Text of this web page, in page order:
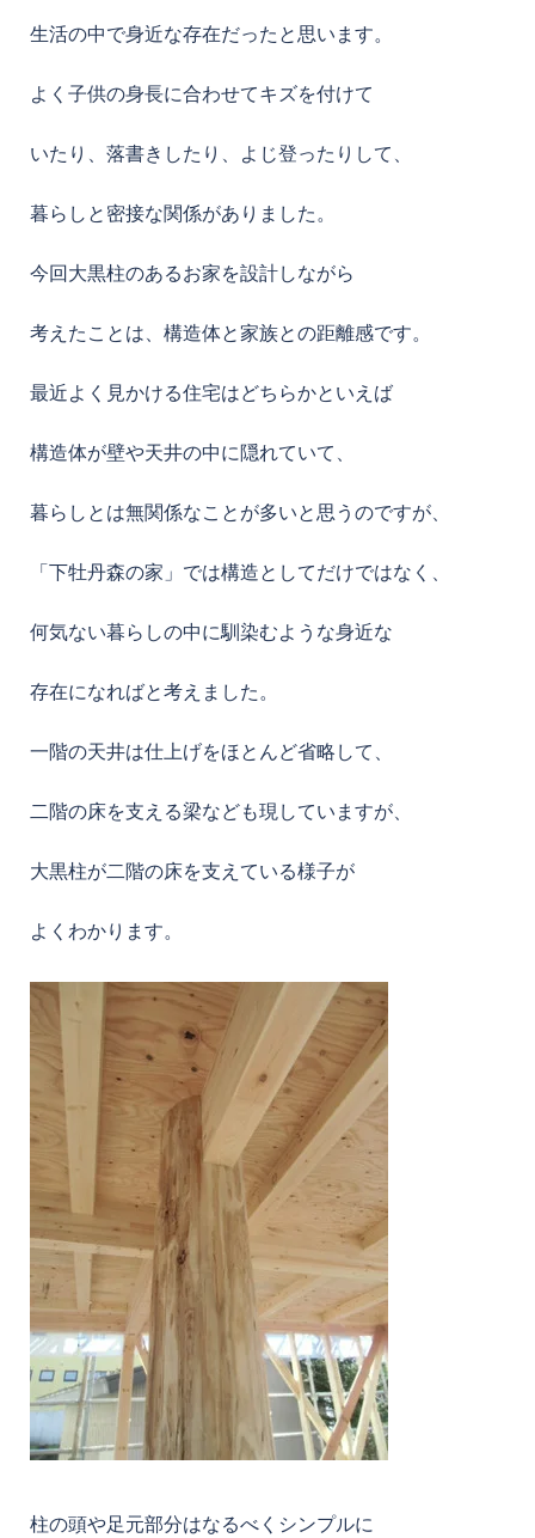
生活の中で身近な存在だったと思います。
よく子供の身長に合わせてキズを付けて
いたり、落書きしたり、よじ登ったりして、
暮らしと密接な関係がありました。
今回大黒柱のあるお家を設計しながら
考えたことは、構造体と家族との距離感です。
最近よく見かける住宅はどちらかといえば
構造体が壁や天井の中に隠れていて、
暮らしとは無関係なことが多いと思うのですが、
「下牡丹森の家」では構造としてだけではなく、
何気ない暮らしの中に馴染むような身近な
存在になればと考えました。
一階の天井は仕上げをほとんど省略して、
二階の床を支える梁なども現していますが、
大黒柱が二階の床を支えている様子が
よくわかります。
柱の頭や足元部分はなるべくシンプルに